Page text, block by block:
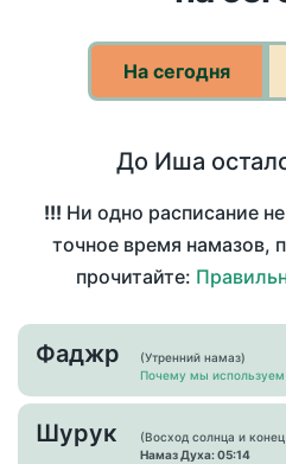
На сегодня
До Иша
!!! Ни одно расписание
точное время намазов,
прочитайте:
Фаджр
(Утренний намаз)
Почему мы используем
Шурук
(Восход солнца и
Намаз Духа: 05:14